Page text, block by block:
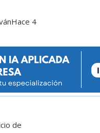
Hace 4
de